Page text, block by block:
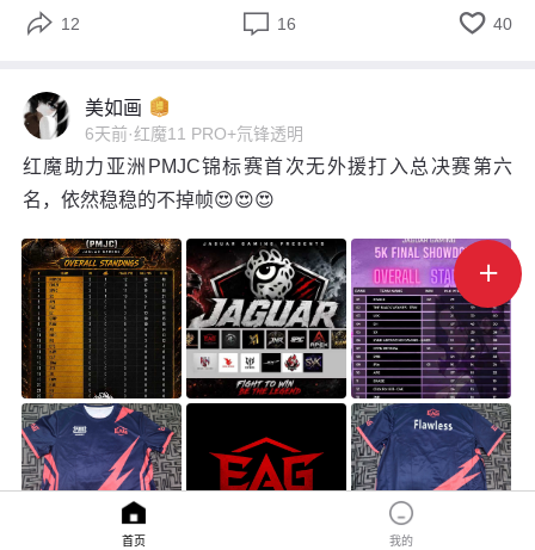
 12  16  40
美如画
6天前·红魔11 PRO+氘锋透明
红魔助力亚洲PMJC锦标赛首次无外援打入总决赛第六
名，依然稳稳的不掉帧😍😍😍

首页 我的